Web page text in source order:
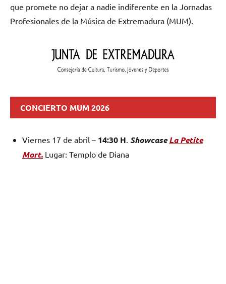
que promete no dejar a nadie indiferente en la Jornadas
Profesionales de la Música de Extremadura (MUM).
CONCIERTO MUM 2026
Viernes 17 de abril – 14:30 H ShowcaseLa Petite
Mort. Lugar: Templo de Diana